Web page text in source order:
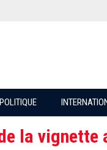
POLITIQUE
la